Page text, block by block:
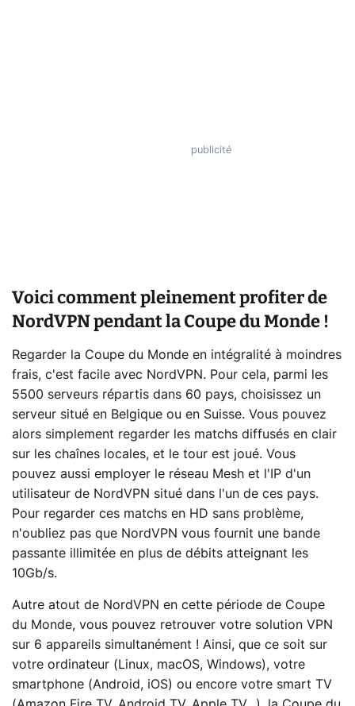
Voici comment pleinement profiter de
NordVPN pendant la Coupe du Monde !
Regarder la Coupe du Monde en intégralité à moindres
frais, c'est facile avec NordVPN. Pour cela, parmi les
5500 serveurs répartis dans 60 pays, choisissez un
serveur situé en Belgique ou en Suisse. Vous pouvez
alors simplement regarder les matchs diffusés en clair
sur les chaînes locales, et le tour est joué. Vous
pouvez aussi employer le réseau Mesh et l'IP d'un
utilisateur de NordVPN situé dans l'un de ces pays.
Pour regarder ces matchs en HD sans problème,
n'oubliez pas que NordVPN vous fournit une bande
passante illimitée en plus de débits atteignant les
10Gb/s.
Autre atout de NordVPN en cette période de Coupe
du Monde, vous pouvez retrouver votre solution VPN
sur 6 appareils simultanément ! Ainsi, que ce soit sur
votre ordinateur (Linux, macOS, Windows), votre
smartphone (Android, iOS) ou encore votre smart TV